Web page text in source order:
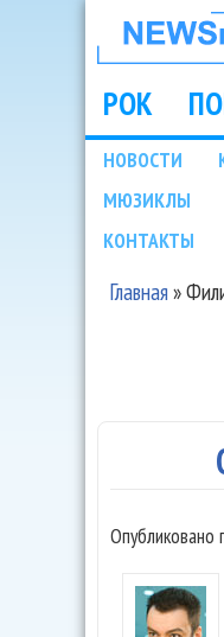
ШОУ
Main
РОК
НОВОСТИ
МЮЗИКЛЫ
КОНТАКТЫ
Главная»
Опубликовано